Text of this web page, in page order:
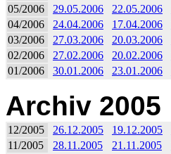
05/2006
29.05.2006 22.05.2006
04/2006
24.04.2006 17.04.2006
03/2006
27.03.2006 20.03.2006
02/2006
27.02.2006 20.02.2006
01/2006
30.01.2006 23.01.2006
Archiv 2005
12/2005 26.12.2005 19.12.2005
11/2005
28.11.2005 21.11.2005